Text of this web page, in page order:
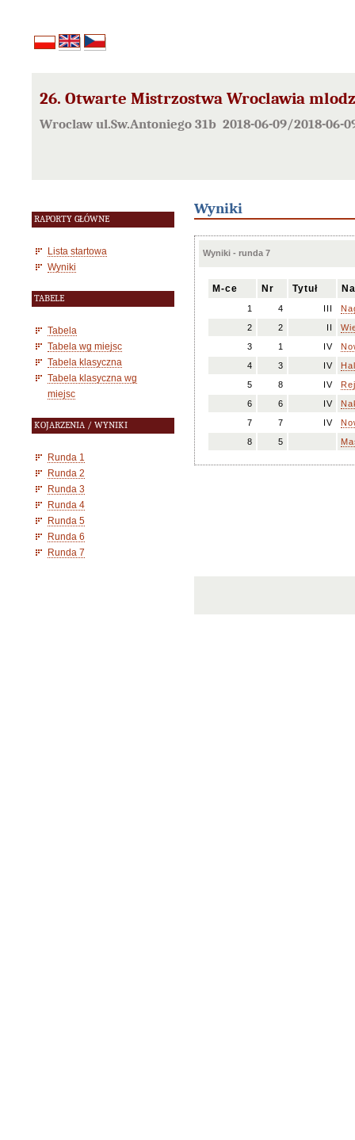
26. Otwarte Mistrzostwa Wroclawia
Wroclaw ul.Sw.Antoniego 31b 2018-06-09/2018-06-
RAPORTY GŁÓWNE
Lista startowa
Wyniki
TABELE
Tabela
Tabela wg miejsc
Tabela klasyczna
Tabela klasyczna wg
miejsc
KOJARZENIA / WYNIKI
Runda 1
Runda 2
Runda 3
Runda 4
Runda 5
Runda 6
Runda 7
Wyniki
Wyniki - runda 7
M-ce Nr Tytuł
1 4 III
2
2 II
3
1 IV
4
3 IV
5
8 IV
6
6 IV
7
7 IV
8
5